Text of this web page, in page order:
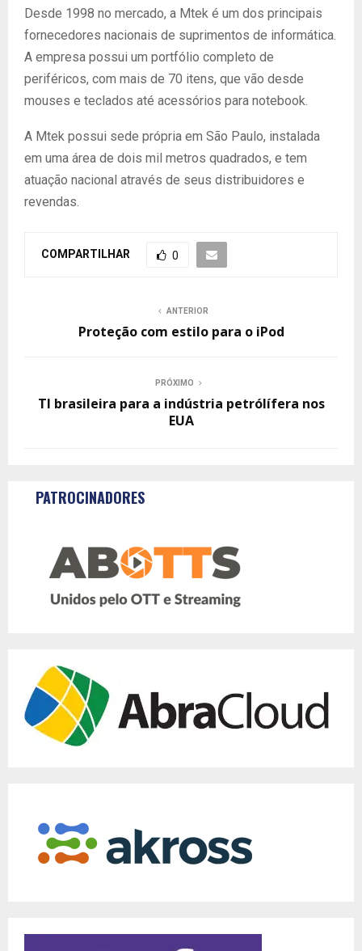
Desde 1998 no mercado, a Mtek é um dos principais
fornecedores nacionais de suprimentos de informática.
A empresa possui um portfólio completo de
periféricos, com mais de 70 itens, que vão desde
mouses e teclados até acessórios para notebook.
A Mtek possui sede própria em São Paulo, instalada
em uma área de dois mil metros quadrados, e tem
atuação nacional através de seus distribuidores e
revendas.
COMPARTILHAR 0
ANTERIOR
Proteção com estilo para o iPod
PRÓXIMO
TI brasileira para a indústria petrólífera nos
EUA
PATROCINADORES